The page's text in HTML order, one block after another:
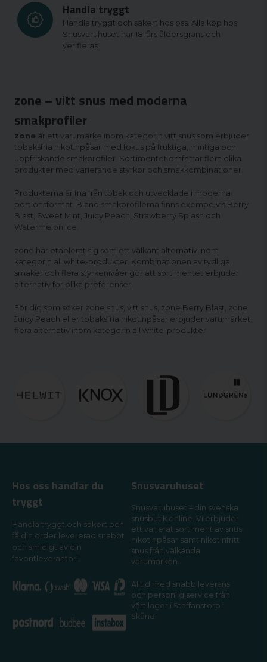
Handla tryggt
Handla tryggt och säkert hos oss. Alla köp hos
Snusvaruhuset har 18-års åldersgräns och
verifieras.
zone – vitt snus med moderna
smakprofiler
zone är ett varumärke inom kategorin vitt snus som erbjuder
tobaksfria nikotinpåsar med fokus på fruktiga, mintiga och
uppfriskande smakprofiler. Sortimentet omfattar flera olika
produkter med varierande styrkor och smakkombinationer.
Produkterna är fria från tobak och utvecklade i moderna
portionsformat. Bland smakprofilerna finns exempelvis Berry
Blast, Sweet Mint, Juicy Peach, Strawberry Splash och
Watermelon Ice.
zone har etablerat sig som ett välkänt alternativ inom
kategorin all white-produkter. Kombinationen av tydliga
smaker och flera styrkenivåer gör att sortimentet erbjuder
alternativ för olika preferenser.
För dig som söker zone snus, vitt snus, zone Berry Blast, zone
Juicy Peach eller tobaksfria nikotinpåsar erbjuder varumärket
flera alternativ inom kategorin all white-produkter
Hos oss handlar du
tryggt
Handla tryggt och säkert och
få din order levererad snabbt
och smidigt av din
favoritleverantör!
Snusvaruhuset
Snusvaruhuset – din svenska
snusbutik online. Vi erbjuder
ett varierat sortiment av snus,
nikotinpåsar samt nikotinfritt
snus från välkända
varumärken.
Alltid med snabb leverans
och personlig service från
vårt lager i Staffanstorp i
Skåne.